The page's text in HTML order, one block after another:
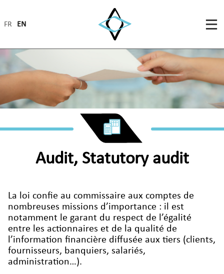
FR EN
Audit, Statutory audit
La loi confie au commissaire aux comptes de
nombreuses missions d’importance : il est
notamment le garant du respect de l’égalité
entre les actionnaires et de la qualité de
l’information financière diffusée aux tiers (clients,
fournisseurs, banquiers, salariés,
administration…).